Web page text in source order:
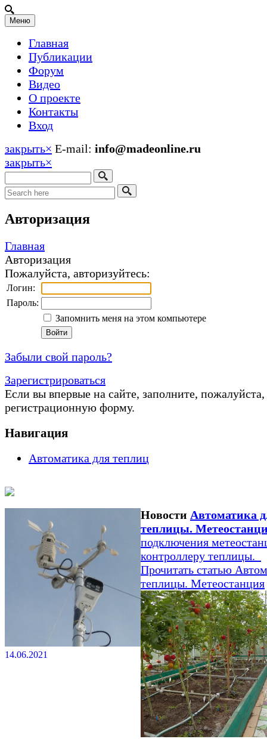
Меню
Главная
Публикации
Форум
Видео
О проекте
Контакты
Вход
закрыть× E-mail: info@madeonline.ru
закрыть×
Авторизация
Главная
Авторизация
Пожалуйста, авторизуйтесь:
Логин:
Пароль:
Запомнить меня на этом компьютере
Забыли свой пароль?
Зарегистрироваться
Если вы впервые на сайте, заполните, пожалуйста,
регистрационную форму.
Навигация
Автоматика для теплиц
Новости
14.06.2021
Автоматика
теплицы.
подключения
контроллеру теплицы.
Прочитать статью
теплицы. Метеостанция